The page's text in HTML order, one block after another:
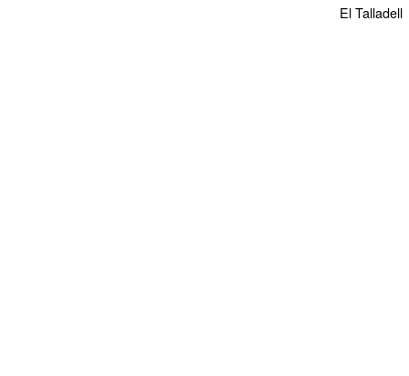
El Talladell